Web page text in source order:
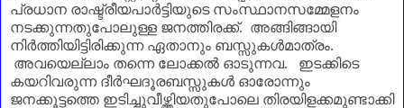
പ്രധാന രാഷ്ട്രീയപാർട്ടിയുടെ സംസ്ഥാനസമ്മേളനം
നടക്കുന്നതുപോലുള്ള ജനത്തിരക്ക്. അങ്ങിങ്ങായി
നിർത്തിയിട്ടിരിക്കുന്ന ഏതാനും ബസ്സുകൾമാത്രം.
അവയെല്ലാം തന്നെ ലോക്കൽ ഓടുന്നവ.
ഇടക്കിടെ
കയറിവരുന്ന ദീർഘദൂരബസ്സുകൾ ഓരോന്നും
ജനക്കൂട്ടത്തെ ഇടിച്ചുവീഴ്ത്തിയതുപോലെ തിരയിളക്കമുണ്ടാക്കി